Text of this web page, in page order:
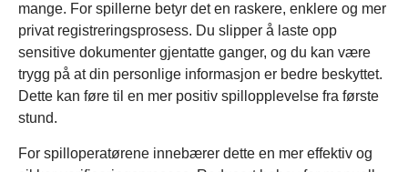
mange. For spillerne betyr det en raskere, enklere og mer
privat registreringsprosess. Du slipper å laste opp
sensitive dokumenter gjentatte ganger, og du kan være
trygg på at din personlige informasjon er bedre beskyttet.
Dette kan føre til en mer positiv spillopplevelse fra første
stund.
For spilloperatørene innebærer dette en mer effektiv og